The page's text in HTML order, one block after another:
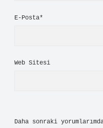
E-Posta*
Web Sitesi
Daha sonraki